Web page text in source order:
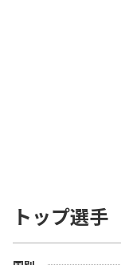
トップ選手